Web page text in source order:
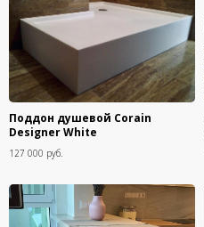
Поддон душевой Corain
Designer White
127 000 руб.